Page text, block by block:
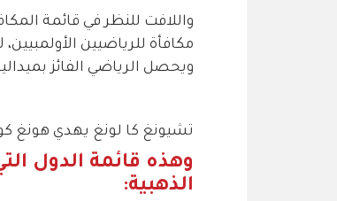
ويحصل الرياضي الفائز بميدالية فضية
تشيونغ كا لونغ يهدي هونغ
وهذه قائمة الدول
الذهبية: